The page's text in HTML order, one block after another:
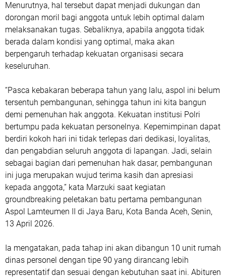
Menurutnya, hal tersebut dapat menjadi dukungan dan
dorongan moril bagi anggota untuk lebih optimal dalam
melaksanakan tugas. Sebaliknya, apabila anggota tidak
berada dalam kondisi yang optimal, maka akan
berpengaruh terhadap kekuatan organisasi secara
keseluruhan.
“Pasca kebakaran beberapa tahun yang lalu, aspol ini belum
tersentuh pembangunan, sehingga tahun ini kita bangun
demi pemenuhan hak anggota. Kekuatan institusi Polri
bertumpu pada kekuatan personelnya. Kepemimpinan dapat
berdiri kokoh hari ini tidak terlepas dari dedikasi, loyalitas,
dan pengabdian seluruh anggota di lapangan. Jadi, selain
sebagai bagian dari pemenuhan hak dasar, pembangunan
ini juga merupakan wujud terima kasih dan apresiasi
kepada anggota,” kata Marzuki saat kegiatan
groundbreaking peletakan batu pertama pembangunan
Aspol Lamteumen II di Jaya Baru, Kota Banda Aceh, Senin,
13 April 2026.
Ia mengatakan, pada tahap ini akan dibangun 10 unit rumah
dinas personel dengan tipe 90 yang dirancang lebih
representatif dan sesuai dengan kebutuhan saat ini. Abituren